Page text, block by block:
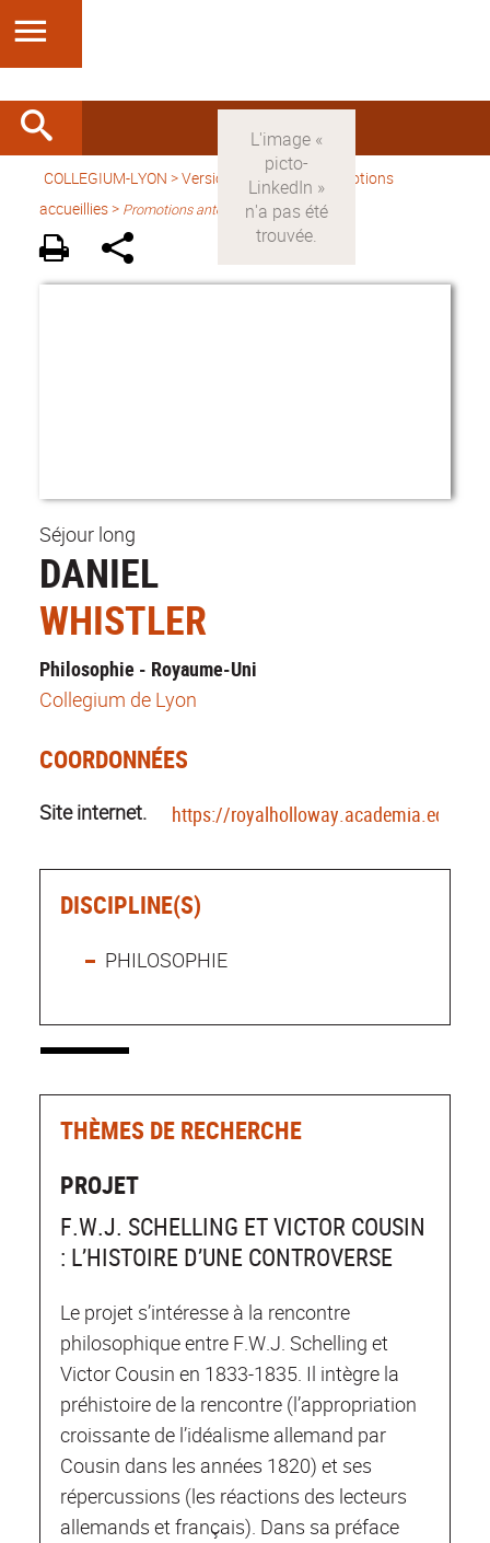
COLLEGIUM-LYON >Version française> Promotions
accueillies > Promotions antérieures
Séjour long
DANIEL
WHISTLER
Philosophie - Royaume-Uni
Collegium de Lyon
COORDONNÉES
Site internet. https://royalholloway.academia.edu/
DISCIPLINE(S)
PHILOSOPHIE
THÈMES DE RECHERCHE
PROJET
F.W.J. SCHELLING ET VICTOR COUSIN
: L’HISTOIRE D’UNE CONTROVERSE
Le projet s’intéresse à la rencontre
philosophique entre F.W.J. Schelling et
Victor Cousin en 1833-1835. Il intègre la
préhistoire de la rencontre (l’appropriation
croissante de l’idéalisme allemand par
Cousin dans les années 1820) et ses
répercussions (les réactions des lecteurs
allemands et français). Dans sa préface